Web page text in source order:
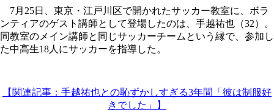
7月25日、東京・江戸川区で開かれたサッカー教室に、ボラ
ンティアのゲスト講師として登場したのは、手越祐也（32）。
同教室のメイン講師と同じサッカーチームという縁で、参加し
た中高生18人にサッカーを指導した。
【関連記事：手越祐也との恥ずかしすぎる3年間「彼は制服好
きでした」】